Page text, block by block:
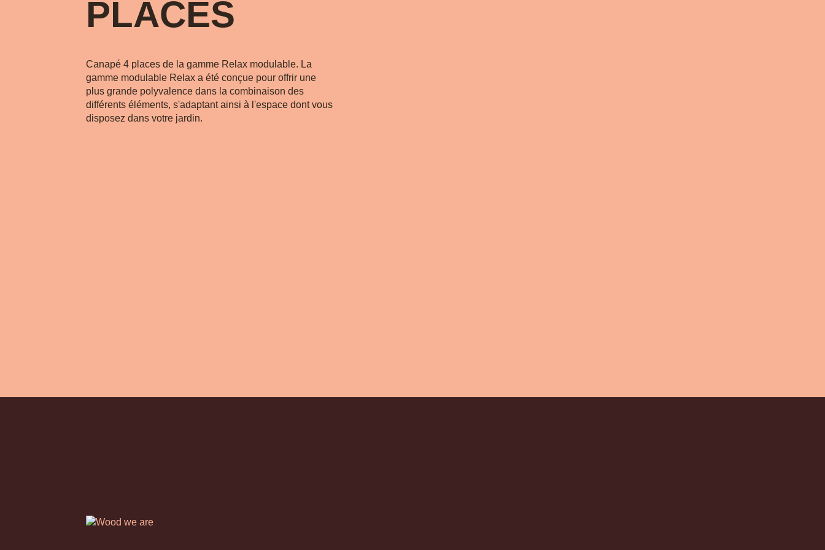
PLACES
Canapé 4 places de la gamme Relax modulable. La
gamme modulable Relax a été conçue pour offrir une
plus grande polyvalence dans la combinaison des
différents éléments, s'adaptant ainsi à l'espace dont vous
disposez dans votre jardin.